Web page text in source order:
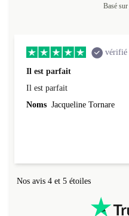
Basé sur
vérifié
Il est parfait
Il est parfait
Noms Jacqueline Tornare
Nos avis 4 et 5 étoiles